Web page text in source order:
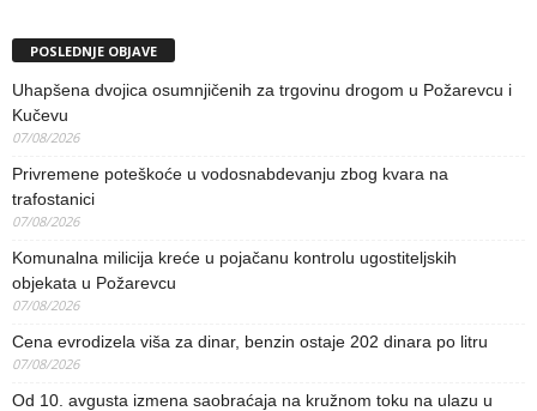
POSLEDNJE OBJAVE
Uhapšena dvojica osumnjičenih za trgovinu drogom u Požarevcu i
Kučevu
07/08/2026
Privremene poteškoće u vodosnabdevanju zbog kvara na
trafostanici
07/08/2026
Komunalna milicija kreće u pojačanu kontrolu ugostiteljskih
objekata u Požarevcu
07/08/2026
Cena evrodizela viša za dinar, benzin ostaje 202 dinara po litru
07/08/2026
Od 10. avgusta izmena saobraćaja na kružnom toku na ulazu u